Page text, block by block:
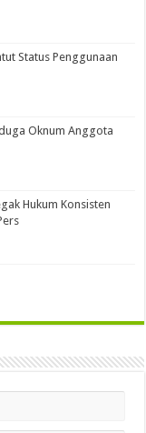
Status Penggunaan
Oknum Anggota
Hukum Konsisten